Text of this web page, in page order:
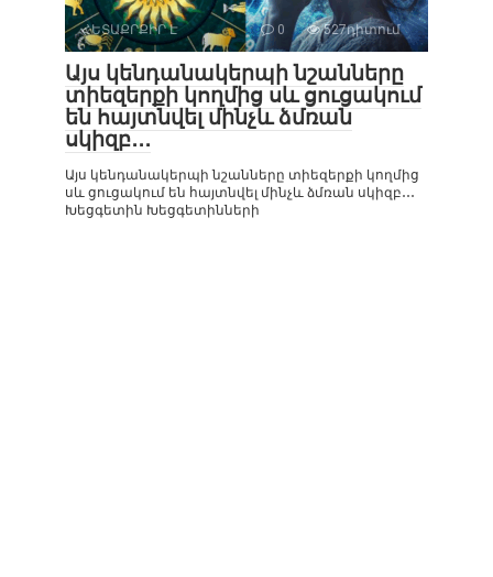
ՀԵՏԱՔՐՔԻՐ Է 0 527դիտում
Այս կենդանակերպի նշանները
տիեզերքի կողմից սև ցուցակում
են հայտնվել մինչև ձմռան
սկիզբ․․․
Այս կենդանակերպի նշանները տիեզերքի կողմից
սև ցուցակում են հայտնվել մինչև ձմռան սկիզբ․․․
Խեցգետին Խեցգետինների